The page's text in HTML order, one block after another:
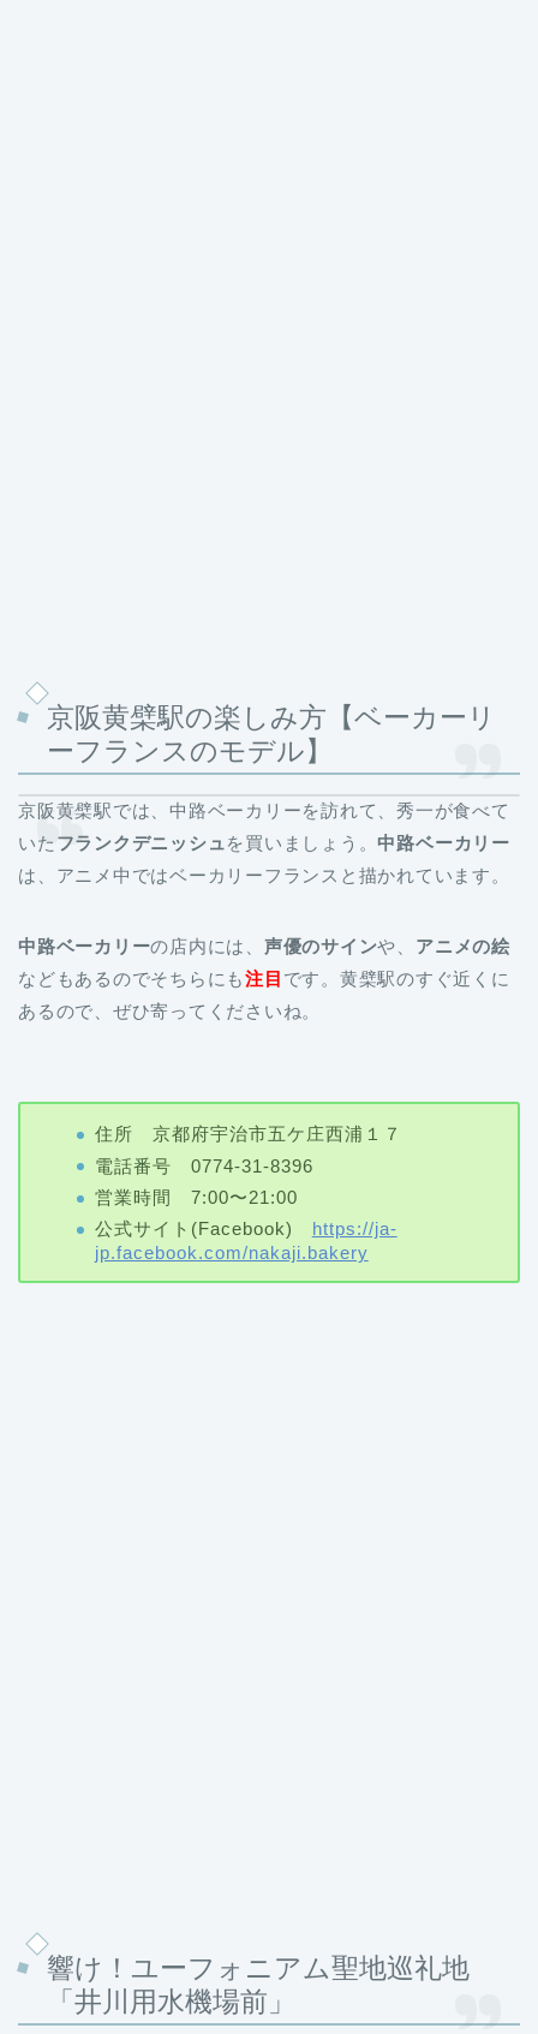
京阪黄檗駅の楽しみ方【ベーカーリ
ーフランスのモデル】
京阪黄檗駅では、中路ベーカリーを訪れて、秀一が食べて
いた フランクデニッシュ を買いましょう。中路ベーカリー
は、アニメ中ではベーカリーフランスと描かれています。
中路ベーカリーの店内には、 声優のサインや、 アニメの絵
などもあるのでそちらにも注目 です。黄檗駅のすぐ近くに
あるので、ぜひ寄ってくださいね。
住所 京都府宇治市五ケ庄西浦１７
電話番号 0774-31-8396
営業時間 7:00〜21:00
公式サイト(Facebook) https://ja-
jp.facebook.com/nakaji.bakery
響け！ユーフォニアム聖地巡礼地
「井川用水機場前」